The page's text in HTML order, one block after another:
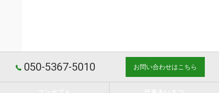
050-5367-5010 お問い合わせはこちら